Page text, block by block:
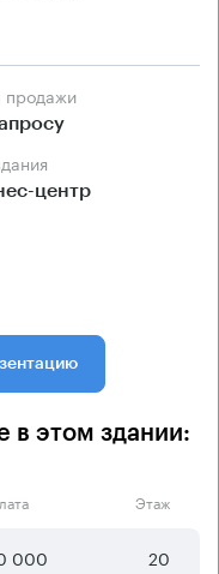
продажи
центр
в этом здании:
Этаж
000 20